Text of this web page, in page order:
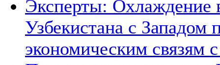
Эксперты: Охлаждение
Узбекистана с
экономическим связям